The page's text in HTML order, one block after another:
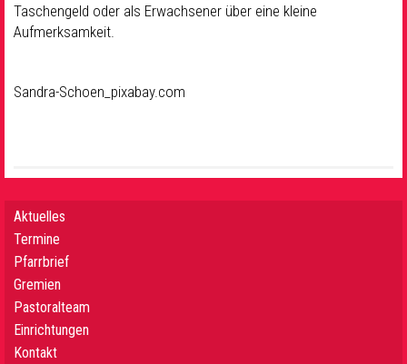
Taschengeld oder als Erwachsener über eine kleine
Aufmerksamkeit.
Sandra-Schoen_pixabay.com
Aktuelles
Termine
Pfarrbrief
Gremien
Pastoralteam
Einrichtungen
Kontakt